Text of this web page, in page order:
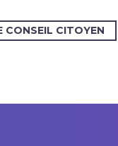
CONSEIL CITOYEN